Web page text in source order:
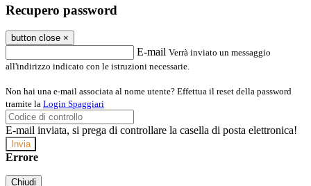
Recupero password
button close ×
E-mail Verrà inviato un messaggio
all'indirizzo indicato con le istruzioni necessarie.
Non hai una e-mail associata al nome utente? Effettua il reset della password
tramite la Login Spaggiari
E-mail inviata, si prega di controllare la casella di posta elettronica!
Errore
Chiudi